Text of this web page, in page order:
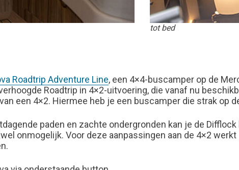
tot bed
Roadtrip Adventure Line, een 4×4-buscamper op de
Roadtrip in 4×2-uitvoering, die vanaf nu
een 4×2. Hiermee heb je een buscamper die strak op
paden en zachte ondergronden kan je de
onmogelijk. Voor deze aanpassingen aan de 4×2